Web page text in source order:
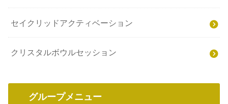
セイクリッドアクティベーション
クリスタルボウルセッション
グループメニュー